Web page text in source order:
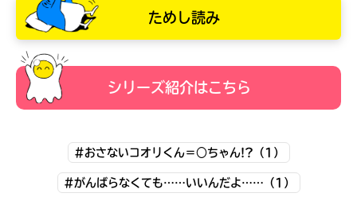
ためし読み
シリーズ紹介はこちら
#おさないコオリくん＝○ちゃん!?（1）
#がんばらなくても……いいんだよ……（1）